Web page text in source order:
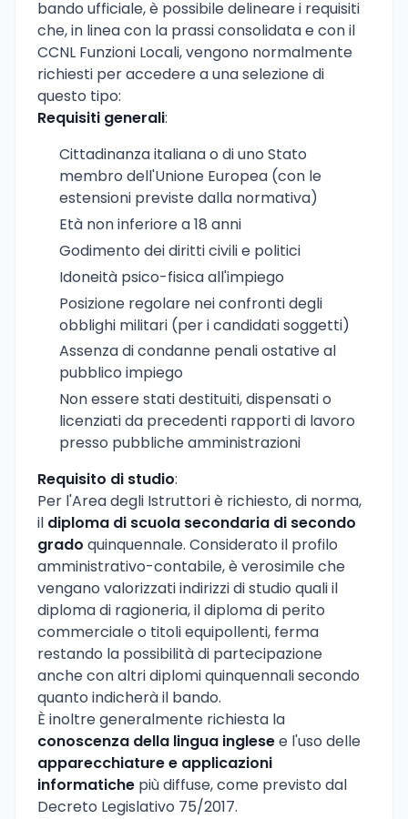
bando ufficiale, è possibile delineare i requisiti
che, in linea con la prassi consolidata e con il
CCNL Funzioni Locali, vengono normalmente
richiesti per accedere a una selezione di
questo tipo:
Requisiti generali:
Cittadinanza italiana o di uno Stato
membro dell'Unione Europea (con le
estensioni previste dalla normativa)
Età non inferiore a 18 anni
Godimento dei diritti civili e politici
Idoneità psico-fisica all'impiego
Posizione regolare nei confronti degli
obblighi militari (per i candidati soggetti)
Assenza di condanne penali ostative al
pubblico impiego
Non essere stati destituiti, dispensati o
licenziati da precedenti rapporti di lavoro
presso pubbliche amministrazioni
Requisito di studio:
Per l'Area degli Istruttori è richiesto, di norma,
il diploma di scuola secondaria di secondo
grado quinquennale. Considerato il profilo
amministrativo-contabile, è verosimile che
vengano valorizzati indirizzi di studio quali il
diploma di ragioneria, il diploma di perito
commerciale o titoli equipollenti, ferma
restando la possibilità di partecipazione
anche con altri diplomi quinquennali secondo
quanto indicherà il bando.
È inoltre generalmente richiesta la
conoscenza della lingua inglesee l'uso delle
apparecchiature e applicazioni
informatiche più diffuse, come previsto dal
Decreto Legislativo 75/2017.